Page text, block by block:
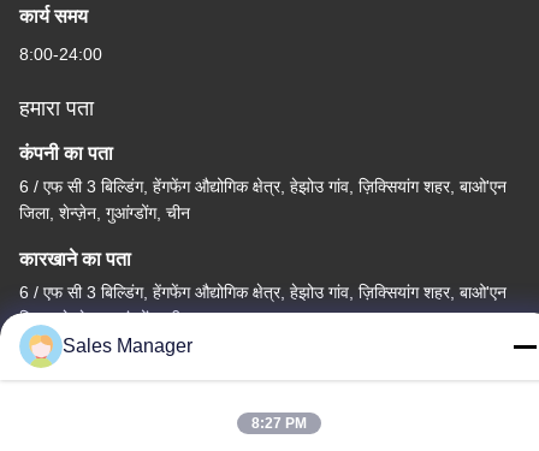
कार्य समय
8:00-24:00
हमारा पता
कंपनी का पता
6 / एफ सी 3 बिल्डिंग, हेंगफेंग औद्योगिक क्षेत्र, हेझोउ गांव, ज़िक्सियांग शहर, बाओ'एन
जिला, शेन्ज़ेन, गुआंग्डोंग, चीन
कारखाने का पता
6 / एफ सी 3 बिल्डिंग, हेंगफेंग औद्योगिक क्षेत्र, हेझोउ गांव, ज़िक्सियांग शहर, बाओ'एन
जिला, शेन्ज़ेन, गुआंग्डोंग, चीन
टेलीफोन
Sales Manager
8:27 PM